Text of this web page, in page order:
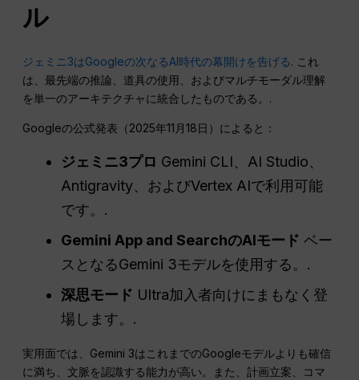
ル
ジェミニ3はGoogleの次なるAI時代の幕開けを告げる. これ
は、最先端の推論、道具の使用、およびマルチモーダル理解
を単一のアーキテクチャに統合したものである。.
Googleの公式発表（2025年11月18日）によると：
ジェミニ3プロ Gemini CLI、AI Studio、
Antigravity、およびVertex AIで利用可能
です。.
Gemini App and SearchのAIモード ベー
スとなるGemini 3モデルを使用する。.
深思モード Ultra加入者向けにまもなく登
場します。.
実用面では、Gemini 3はこれまでのGoogleモデルよりも確信
に満ち、文脈を認識する能力が高い。また、計画立案、コマ